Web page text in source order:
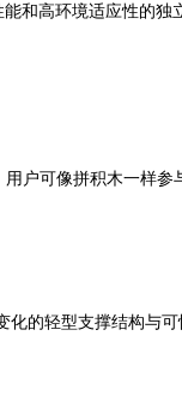
和高环境适应性的
户可像拼积木一样
的轻型支撑结构与